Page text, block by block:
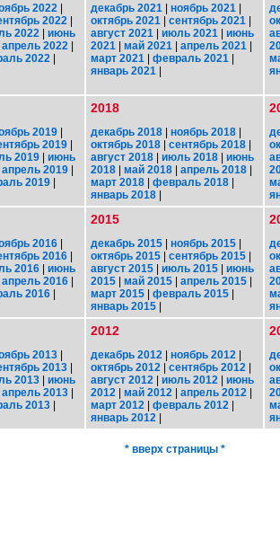
2022 |
2022 |
2022 | июнь
апрель 2022 |
2022 |
декабрь 2021 | ноябрь 2021 |
октябрь 2021 | сентябрь 2021 |
август 2021 | июль 2021 | июнь
2021 | май 2021 | апрель 2021 |
март 2021 | февраль 2021 |
январь 2021 |
2019 |
2019 |
2019 | июнь
апрель 2019 |
2019 |
2018
декабрь 2018 | ноябрь 2018 |
октябрь 2018 | сентябрь 2018 |
август 2018 | июль 2018 | июнь
2018 | май 2018 | апрель 2018 |
март 2018 | февраль 2018 |
январь 2018 |
2016 |
2016 |
2016 | июнь
апрель 2016 |
2016 |
2015
декабрь 2015 | ноябрь 2015 |
октябрь 2015 | сентябрь 2015 |
август 2015 | июль 2015 | июнь
2015 | май 2015 | апрель 2015 |
март 2015 | февраль 2015 |
январь 2015 |
2013 |
2013 |
2013 | июнь
апрель 2013 |
2013 |
2012
декабрь 2012 | ноябрь 2012 |
октябрь 2012 | сентябрь 2012 |
август 2012 | июль 2012 | июнь
2012 | май 2012 | апрель 2012 |
март 2012 | февраль 2012 |
январь 2012 |
* вверх страницы *